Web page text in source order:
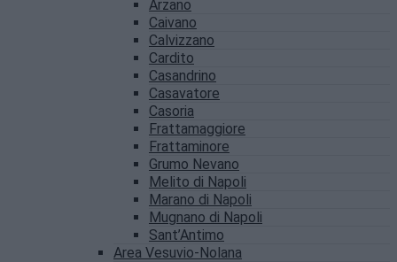
Arzano
Caivano
Calvizzano
Cardito
Casandrino
Casavatore
Casoria
Frattamaggiore
Frattaminore
Grumo Nevano
Melito di Napoli
Marano di Napoli
Mugnano di Napoli
Sant’Antimo
Area Vesuvio-Nolana